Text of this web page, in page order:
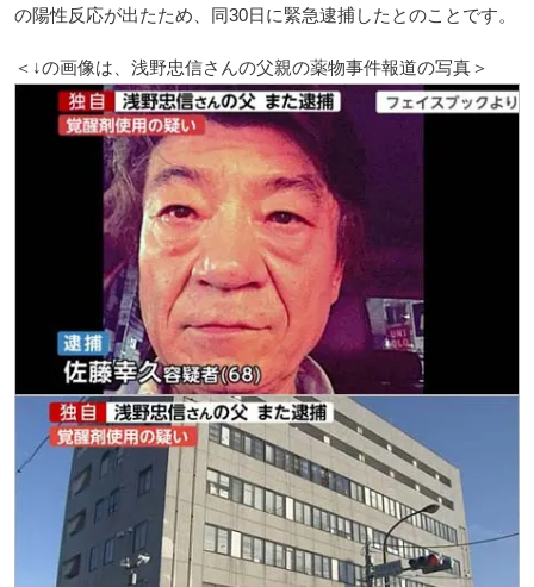
の陽性反応が出たため、同30日に緊急逮捕したとのことです。
＜↓の画像は、浅野忠信さんの父親の薬物事件報道の写真＞